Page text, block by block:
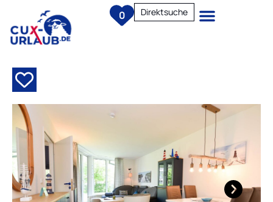
0 Direktsuche